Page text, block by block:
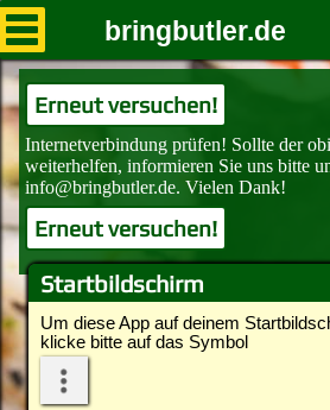
Startbildschirm
Um diese App auf deinem
klicke bitte auf das Symbol
bringbutler.de
Erneut versuchen!
Erneut versuchen!